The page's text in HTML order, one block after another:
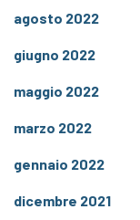
agosto 2022
giugno 2022
maggio 2022
marzo 2022
gennaio 2022
dicembre 2021